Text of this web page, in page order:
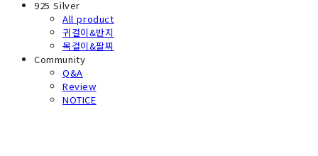
925 Silver
All product
귀걸이&반지
목걸이&팔찌
Community
Q&A
Review
NOTICE